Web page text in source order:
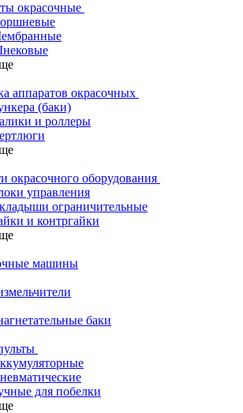
окрасочные
аппаратов окрасочных
(баки)
и роллеры
окрасочного оборудования
управления
ограничительные
и контргайки
машины
баки
для побелки